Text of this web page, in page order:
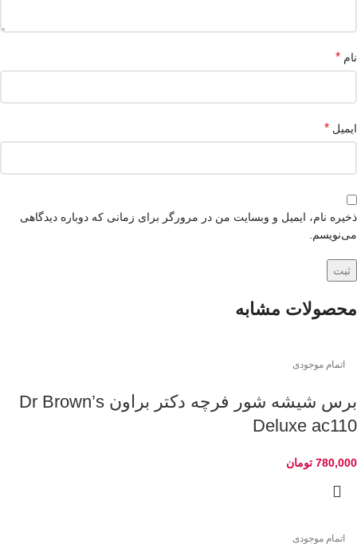
نام *
ایمیل *
ذخیره نام، ایمیل و وبسایت من در مرورگر برای زمانی که دوباره دیدگاهی
می‌نویسم.
محصولات مشابه
اتمام موجودی
برس شیشه شور فرچه دکتر براون Dr Brown’s
Deluxe ac110
780,000 تومان
اتمام موجودی